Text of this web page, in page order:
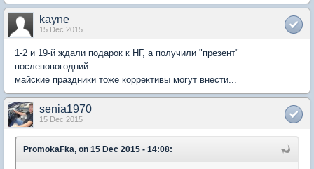
kayne
15 Dec 2015
1-2 и 19-й ждали подарок к НГ, а получили "презент"
посленовогодний...
майские праздники тоже коррективы могут внести...
senia1970
15 Dec 2015
PromokaFka, on 15 Dec 2015 - 14:08: